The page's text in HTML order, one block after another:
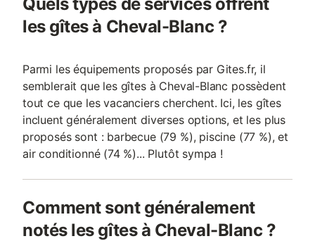
du Rat. Lors de votre séjour en location vacances à Cheval
blanc, vous pourrez également partir à la
les gîtes à Cheval-Blanc ?
Parmi les équipements proposés par Gites.fr, il
semblerait que les gîtes à Cheval-Blanc possèdent
tout ce que les vacanciers cherchent. Ici, les gîtes
incluent généralement diverses options, et les plus
proposés sont : barbecue (79 %), piscine (77 %), et
air conditionné (74 %)... Plutôt sympa !
Comment sont généralement
notés les gîtes à Cheval-Blanc ?